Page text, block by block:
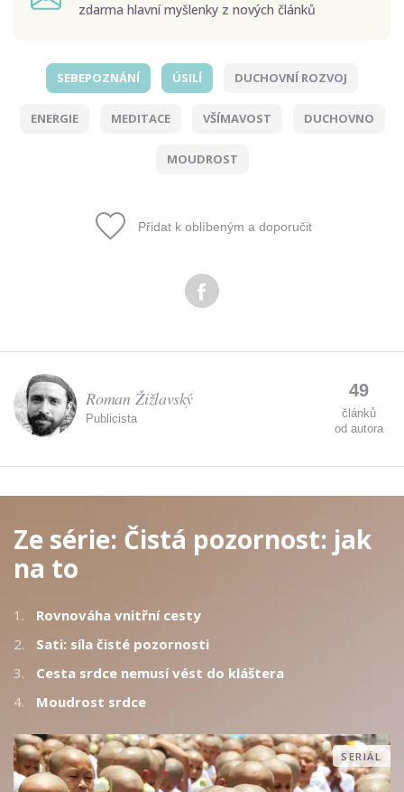
zdarma hlavní myšlenky z nových článků
Odeslat
SEBEPOZNÁNÍ ÚSILÍ DUCHOVNÍ ROZVOJ
ENERGIE MEDITACE VŠÍMAVOST DUCHOVNO
MOUDROST
Přidat k oblíbeným a doporučit
Roman Žižlavský
Publicista
49
článků
od autora
Ze série: Čistá pozornost: jak
na to
1.
Rovnováha vnitřní cesty
2.
Sati: síla čisté pozornosti
3.
Cesta srdce nemusí vést do kláštera
4.
Moudrost srdce
SERIÁL